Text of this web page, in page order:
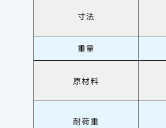
寸法
重量
原材料
耐荷重